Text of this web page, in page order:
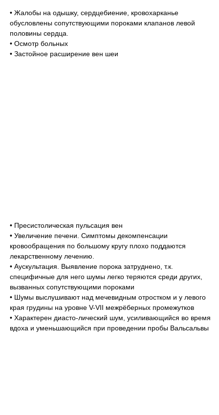
• Жалобы на одышку, сердцебиение, кровохарканье
обусловлены сопутствующими пороками клапанов левой
половины сердца.
• Осмотр больных
• Застойное расширение вен шеи
• Пресистолическая пульсация вен
• Увеличение печени. Симптомы декомпенсации
кровообращения по большому кругу плохо поддаются
лекарственному лечению.
• Аускультация. Выявление порока затруднено, т.к.
специфичные для него шумы легко теряются среди других,
вызванных сопутствующими пороками
• Шумы выслушивают над мечевидным отростком и у левого
края грудины на уровне V-VII межрёберных промежутков
• Характерен диасто-лический шум, усиливающийся во время
вдоха и уменьшающийся при проведении пробы Вальсальвы